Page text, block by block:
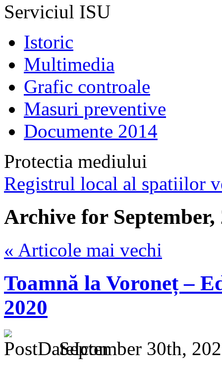
Serviciul ISU
Istoric
Multimedia
Grafic controale
Masuri preventive
Documente 2014
Protectia mediului
Registrul local al spatiilor
Archive for September,
« Articole mai vechi
Toamnă la Voroneț –
2020
September 30th,